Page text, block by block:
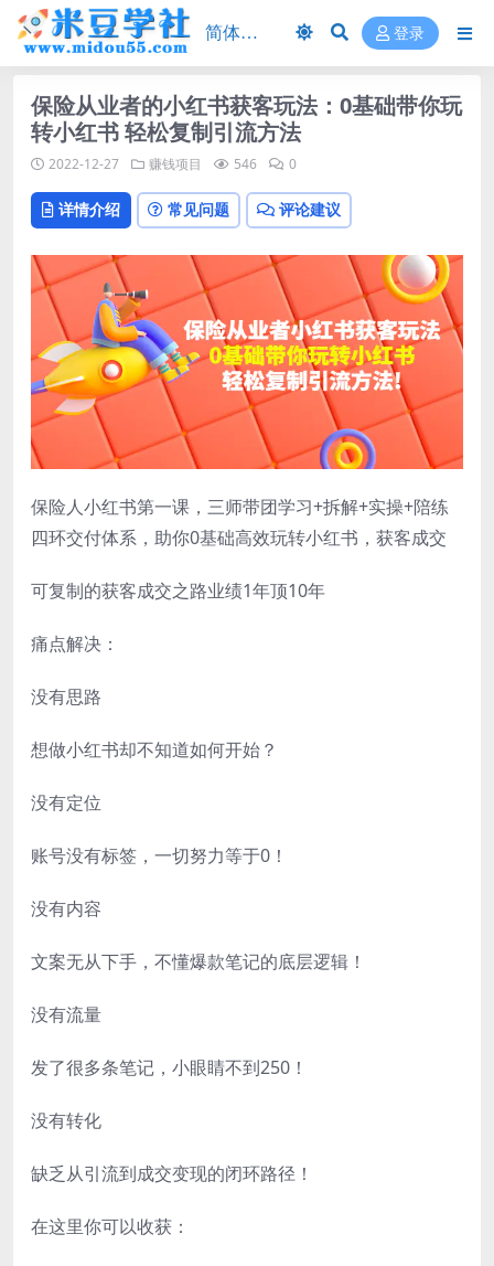
登录
保险从业者的小红书获客玩法：0基础带你玩
转小红书 轻松复制引流方法
2022-12-27 赚钱项目 546 0
详情介绍 常见问题 评论建议
保险人小红书第一课，三师带团学习+拆解+实操+陪练
四环交付体系，助你0基础高效玩转小红书，获客成交
可复制的获客成交之路业绩1年顶10年
痛点解决：
没有思路
想做小红书却不知道如何开始？
没有定位
账号没有标签，一切努力等于0！
没有内容
文案无从下手，不懂爆款笔记的底层逻辑！
没有流量
发了很多条笔记，小眼睛不到250！
没有转化
缺乏从引流到成交变现的闭环路径！
在这里你可以收获：